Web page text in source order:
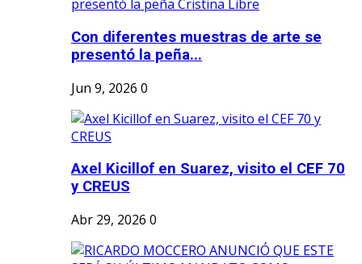
Con diferentes muestras de arte se
presentó la peña...
Jun 9, 2026 0
Axel Kicillof en Suarez, visito el CEF 70
y CREUS
Abr 29, 2026 0